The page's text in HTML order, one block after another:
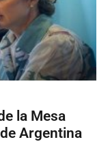
la Mesa
Argentina